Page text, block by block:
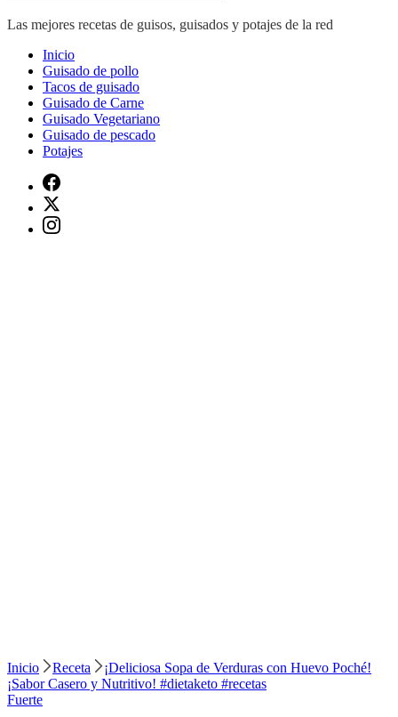
Las mejores recetas de guisos, guisados y potajes de la red
Inicio
Guisado de pollo
Tacos de guisado
Guisado de Carne
Guisado Vegetariano
Guisado de pescado
Potajes
Inicio Receta
¡Deliciosa Sopa de Verduras con Huevo Poché!
¡Sabor Casero y Nutritivo! #dietaketo #recetas
Fuerte